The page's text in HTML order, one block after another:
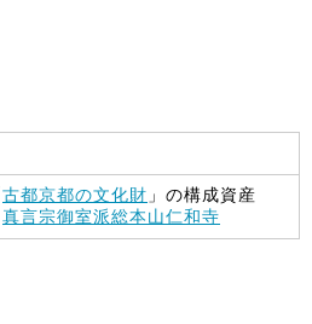
古都京都の文化財 」の構成資産
真言宗御室派総本山仁和寺